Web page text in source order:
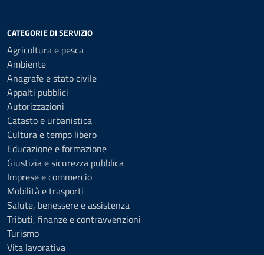
CATEGORIE DI SERVIZIO
Agricoltura e pesca
Ambiente
Anagrafe e stato civile
Appalti pubblici
Autorizzazioni
Catasto e urbanistica
Cultura e tempo libero
Educazione e formazione
Giustizia e sicurezza pubblica
Imprese e commercio
Mobilità e trasporti
Salute, benessere e assistenza
Tributi, finanze e contravvenzioni
Turismo
Vita lavorativa